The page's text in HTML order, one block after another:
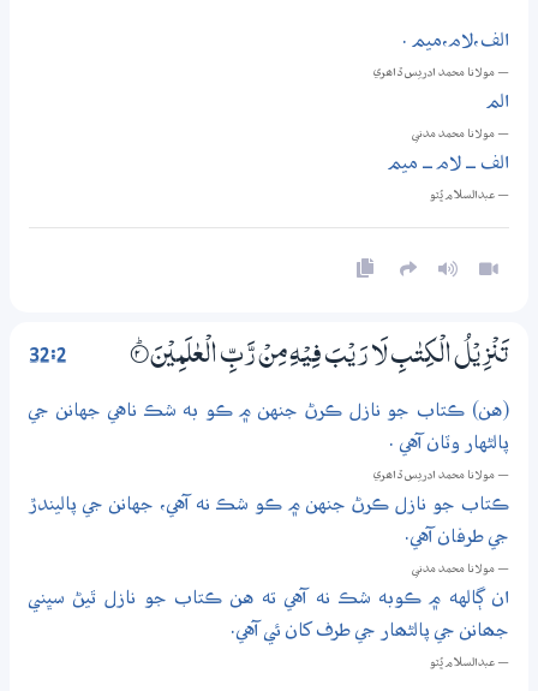
الف،لام،ميم .
— مولانا محمد ادريس ڏاھري
الم
— مولانا محمد مدني
الف ــ لام ــ ميم
— عبدالسلام ڀُٽو
32:2 تَنْزِيْلُ الْكِتٰبِ لَا رَيْبَ فِيْهِ مِنْ رَّبِّ الْعٰلَمِيْنَ 2‏۝ۭ
(هن) ڪتاب جو نازل ڪرڻ جنهن ۾ ڪو به شڪ ناهي جهانن جي
پالڻهار وٽان آهي .
— مولانا محمد ادريس ڏاھري
ڪتاب جو نازل ڪرڻ جنهن ۾ ڪو شڪ نه آهي، جهانن جي پاليندڙ
جي طرفان آهي.
— مولانا محمد مدني
ان ڳالهه ۾ ڪوبه شڪ نه آهي ته هن ڪتاب جو نازل ٿيڻ سڀني
جھانن جي پالڻھار جي طرف کان ئي آهي.
— عبدالسلام ڀُٽو